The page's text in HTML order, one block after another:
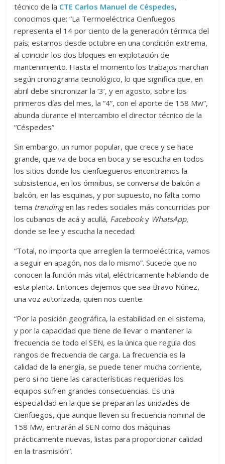
técnico de la CTE Carlos Manuel de Céspedes,
conocimos que: “La Termoeléctrica Cienfuegos
representa el 14 por ciento de la generación térmica del
país; estamos desde octubre en una condición extrema,
al coincidir los dos bloques en explotación de
mantenimiento. Hasta el momento los trabajos marchan
según cronograma tecnológico, lo que significa que, en
abril debe sincronizar la ‘3’, y en agosto, sobre los
primeros días del mes, la “4”, con el aporte de 158 Mw”,
abunda durante el intercambio el director técnico de la
“Céspedes”.
Sin embargo, un rumor popular, que crece y se hace
grande, que va de boca en boca y se escucha en todos
los sitios donde los cienfuegueros encontramos la
subsistencia, en los ómnibus, se conversa de balcón a
balcón, en las esquinas, y por supuesto, no falta como
tema trendingen las redes sociales más concurridas por
los cubanos de acá y acullá, Facebooky WhatsApp,
donde se lee y escucha la necedad:
“Total, no importa que arreglen la termoeléctrica, vamos
a seguir en apagón, nos da lo mismo”. Sucede que no
conocen la función más vital, eléctricamente hablando de
esta planta. Entonces dejemos que sea Bravo Núñez,
una voz autorizada, quien nos cuente.
“Por la posición geográfica, la estabilidad en el sistema,
y por la capacidad que tiene de llevar o mantener la
frecuencia de todo el SEN, es la única que regula dos
rangos de frecuencia de carga. La frecuencia es la
calidad de la energía, se puede tener mucha corriente,
pero si no tiene las características requeridas los
equipos sufren grandes consecuencias. Es una
especialidad en la que se preparan las unidades de
Cienfuegos, que aunque lleven su frecuencia nominal de
158 Mw, entrarán al SEN como dos máquinas
prácticamente nuevas, listas para proporcionar calidad
en la trasmisión”.